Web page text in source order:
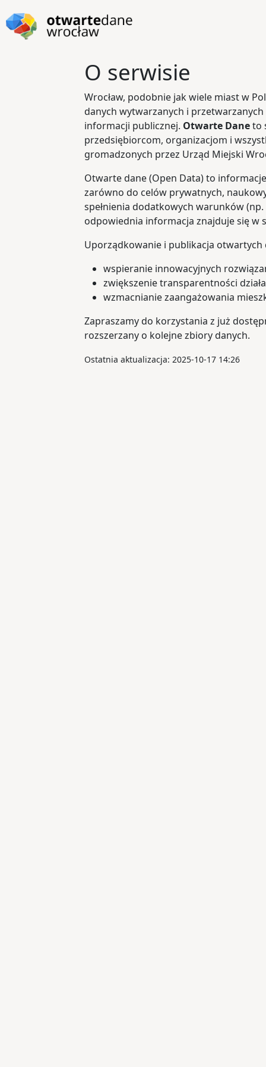
Przejdź do stopki
O serwisie
Wrocław, podobnie jak wiele miast w
danych wytwarzanych i
informacji publicznej. Otwarte Daneto
przedsiębiorcom, organizacjom i
gromadzonych przez Urząd Miejski
Otwarte dane (Open Data) to
zarówno do celów prywatnych,
spełnienia dodatkowych warunków
odpowiednia informacja znajduje się w
Uporządkowanie i publikacja otwartych
wspieranie innowacyjnych
zwiększenie transparentności
wzmacnianie zaangażowania
Zapraszamy do korzystania z już
rozszerzany o kolejne zbiory danych.
Ostatnia aktualizacja: 2025-10-17 14:26